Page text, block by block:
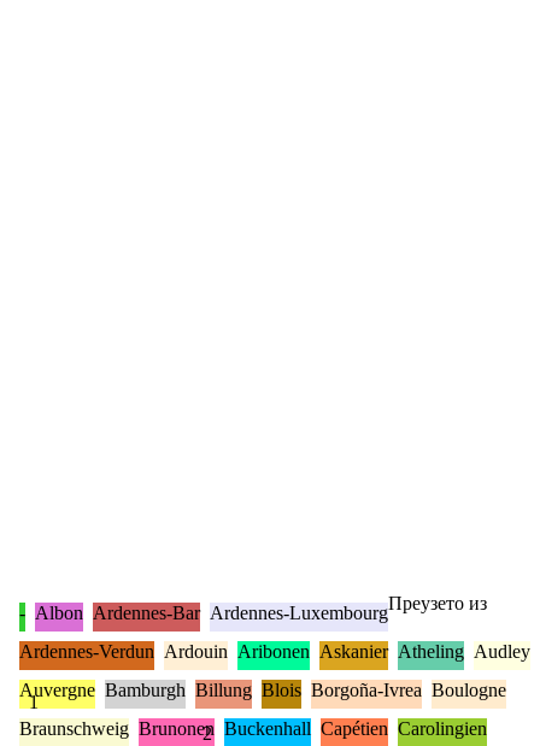
1
2
- Albon Ardennes-Bar Ardennes-Luxembourg
Ardennes-Verdun Ardouin Aribonen Askanier Atheling Audley
Auvergne Bamburgh Billung Blois Borgoña-Ivrea Boulogne
Braunschweig Brunonen Buckenhall Capétien Carolingien
Преузето из